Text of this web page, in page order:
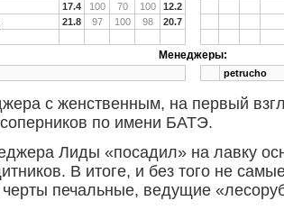
17.4 100 70 100
12.2
21.8 97 100 98 20.7
Менеджеры:
petrucho
с женственным, на первый
по имени БАТЭ.
Лиды «посадил» на лавку
В итоге, и без того не
черты печальные, ведущие